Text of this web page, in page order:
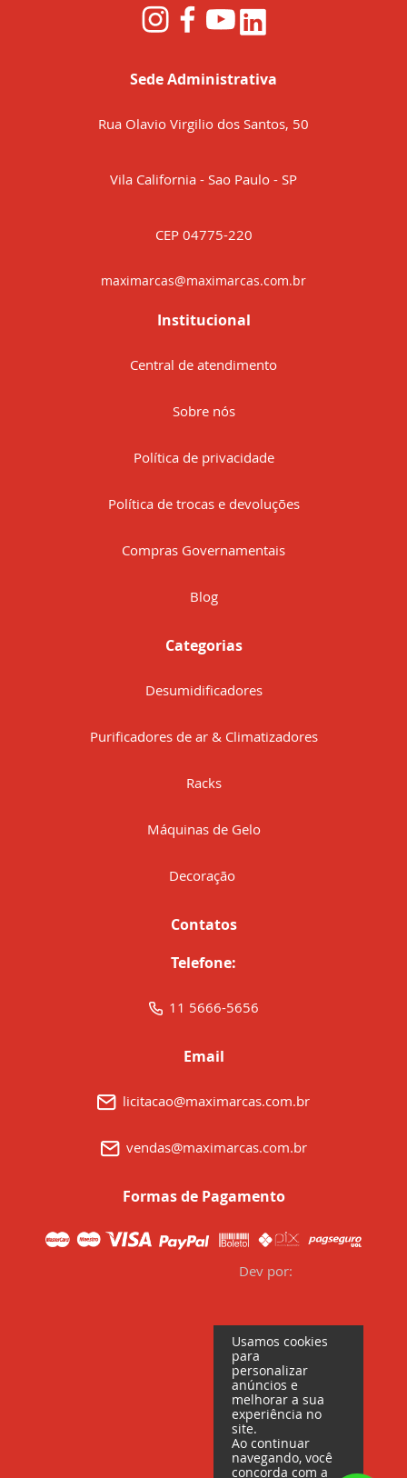
Usamos cookies
para
personalizar
anúncios e
melhorar a sua
experiência no
site.
Ao continuar
navegando, você
concorda com a
Sede Administrativa
Rua Olavio Virgilio dos Santos, 50
Vila California - Sao Paulo - SP
CEP 04775-220
maximarcas@maximarcas.com.br
Institucional
Central de atendimento
Sobre nós
Política de privacidade
Política de trocas e devoluções
Compras Governamentais
Blog
Categorias
Desumidificadores
Purificadores de ar & Climatizadores
Racks
Máquinas de Gelo
Decoração
Contatos
Telefone:
11 5666-5656
Email
licitacao@maximarcas.com.br
vendas@maximarcas.com.br
Formas de Pagamento
Dev por: